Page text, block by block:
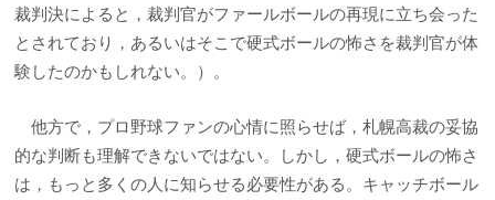
裁判決によると，裁判官がファールボールの再現に立ち会った
とされており，あるいはそこで硬式ボールの怖さを裁判官が体
験したのかもしれない。）。
他方で，プロ野球ファンの心情に照らせば，札幌高裁の妥協
的な判断も理解できないではない。しかし，硬式ボールの怖さ
は，もっと多くの人に知らせる必要性がある。キャッチボール